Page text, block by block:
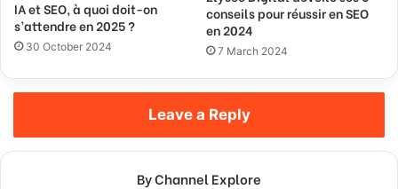
IA et SEO, à quoi doit-on
s’attendre en 2025 ?
30 October 2024
conseils pour réussir en SEO
en 2024
7 March 2024
Leave a Reply
By Channel Explore